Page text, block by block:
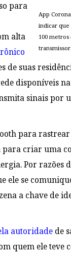
App
indicar que
100
para
alta
de suas
disponíveis
sinais por
para
criar uma
Por razões
ele se
a chave de
autoridade de
quem ele teve